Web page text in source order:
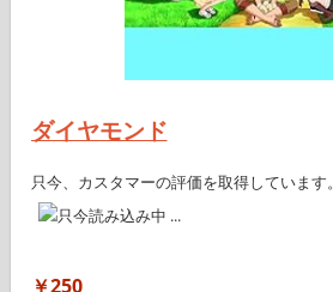
ダイヤモンド
只今、カスタマーの評価を取得しています。
￥250